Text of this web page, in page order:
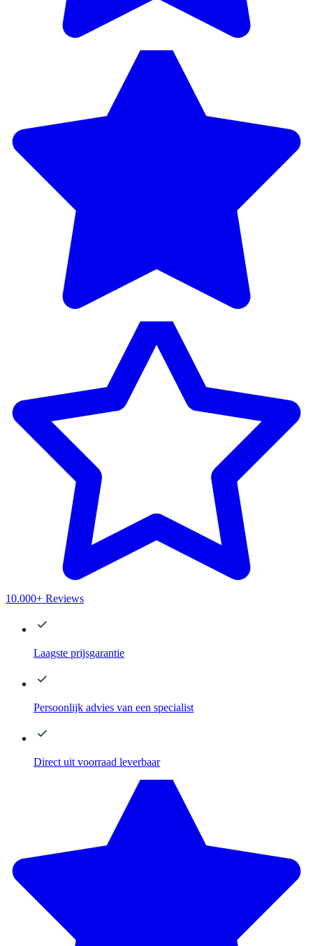
10.000+ Reviews
Laagste prijsgarantie
Persoonlijk advies van een specialist
Direct uit voorraad leverbaar